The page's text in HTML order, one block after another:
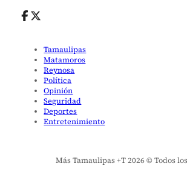
Tamaulipas
Matamoros
Reynosa
Política
Opinión
Seguridad
Deportes
Entretenimiento
Más Tamaulipas +T 2026 © Todos